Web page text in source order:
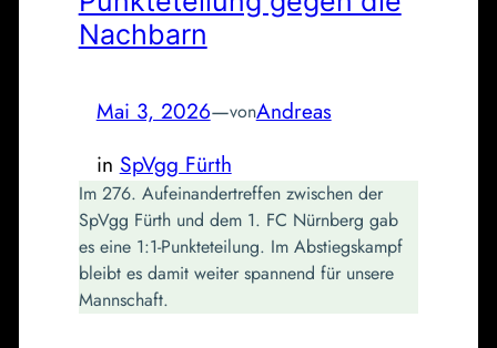
Nachbarn
Mai 3, 2026—vonAndreas
in SpVgg Fürth
Im 276. Aufeinandertreffen zwischen der
SpVgg Fürth und dem 1. FC Nürnberg gab
es eine 1:1-Punkteteilung. Im Abstiegskampf
bleibt es damit weiter spannend für unsere
Mannschaft.